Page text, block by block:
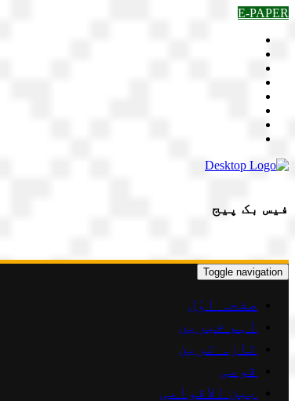
Skip
content
E-PAPER
فیس بک پیج
Toggle navigation
صفحہ اوّل
اہم خبریں
تازہ ترین
قومی
بین الاقوامی